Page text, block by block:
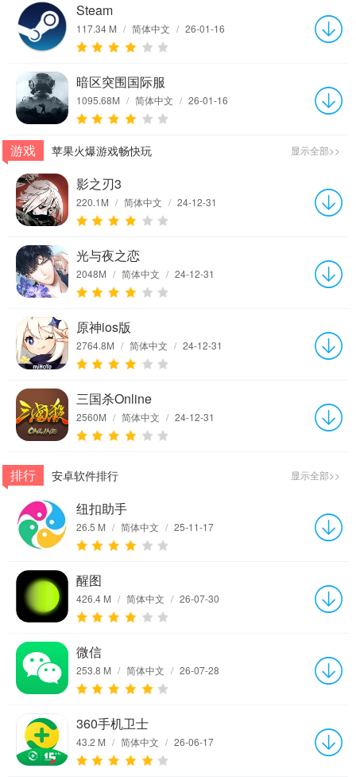
Steam
117.34 M / 简体中文 / 26-01-16
暗区突围国际服
1095.68M / 简体中文 / 26-01-16
显示全部>>
游戏 苹果火爆游戏畅快玩
影之刃3
220.1M / 简体中文 / 24-12-31
光与夜之恋
2048M / 简体中文 / 24-12-31
原神ios版
2764.8M / 简体中文 / 24-12-31
三国杀Online
2560M / 简体中文 / 24-12-31
显示全部>>
排行 安卓软件排行
纽扣助手
26.5 M / 简体中文 / 25-11-17
醒图
426.4 M / 简体中文 / 26-07-30
微信
253.8 M / 简体中文 / 26-07-28
360手机卫士
43.2 M / 简体中文 / 26-06-17